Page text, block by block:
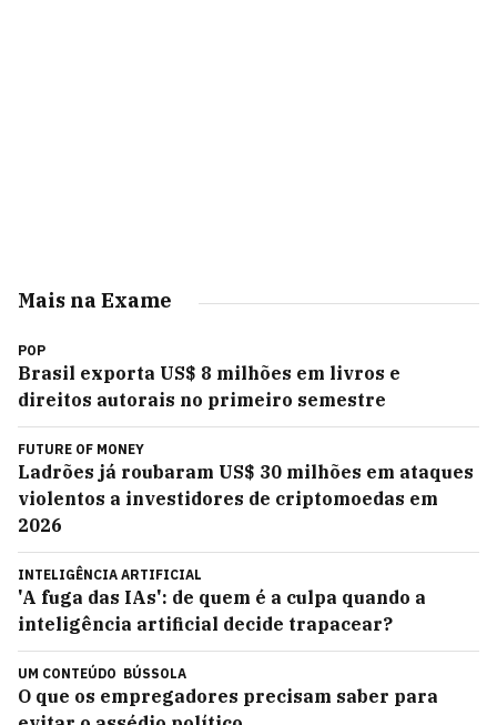
Mais na Exame
POP
Brasil exporta US$ 8 milhões em livros e
direitos autorais no primeiro semestre
FUTURE OF MONEY
Ladrões já roubaram US$ 30 milhões em ataques
violentos a investidores de criptomoedas em
2026
INTELIGÊNCIA ARTIFICIAL
'A fuga das IAs': de quem é a culpa quando a
inteligência artificial decide trapacear?
UM CONTEÚDO BÚSSOLA
O que os empregadores precisam saber para